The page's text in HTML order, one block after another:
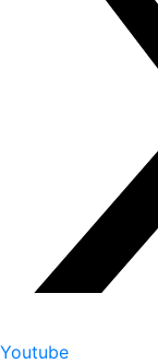
Youtube